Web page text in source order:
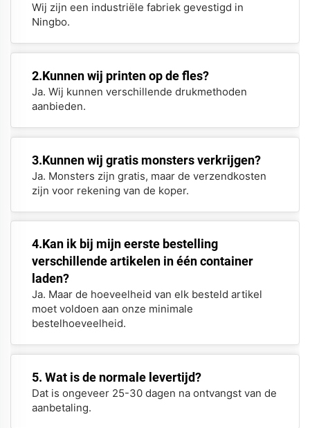
Wij zijn een industriële fabriek gevestigd in
Ningbo.
2.Kunnen wij printen op de fles?
Ja. Wij kunnen verschillende drukmethoden
aanbieden.
3.Kunnen wij gratis monsters verkrijgen?
Ja. Monsters zijn gratis, maar de verzendkosten
zijn voor rekening van de koper.
4.Kan ik bij mijn eerste bestelling
verschillende artikelen in één container
laden?
Ja. Maar de hoeveelheid van elk besteld artikel
moet voldoen aan onze minimale
bestelhoeveelheid.
5. Wat is de normale levertijd?
Dat is ongeveer 25-30 dagen na ontvangst van de
aanbetaling.